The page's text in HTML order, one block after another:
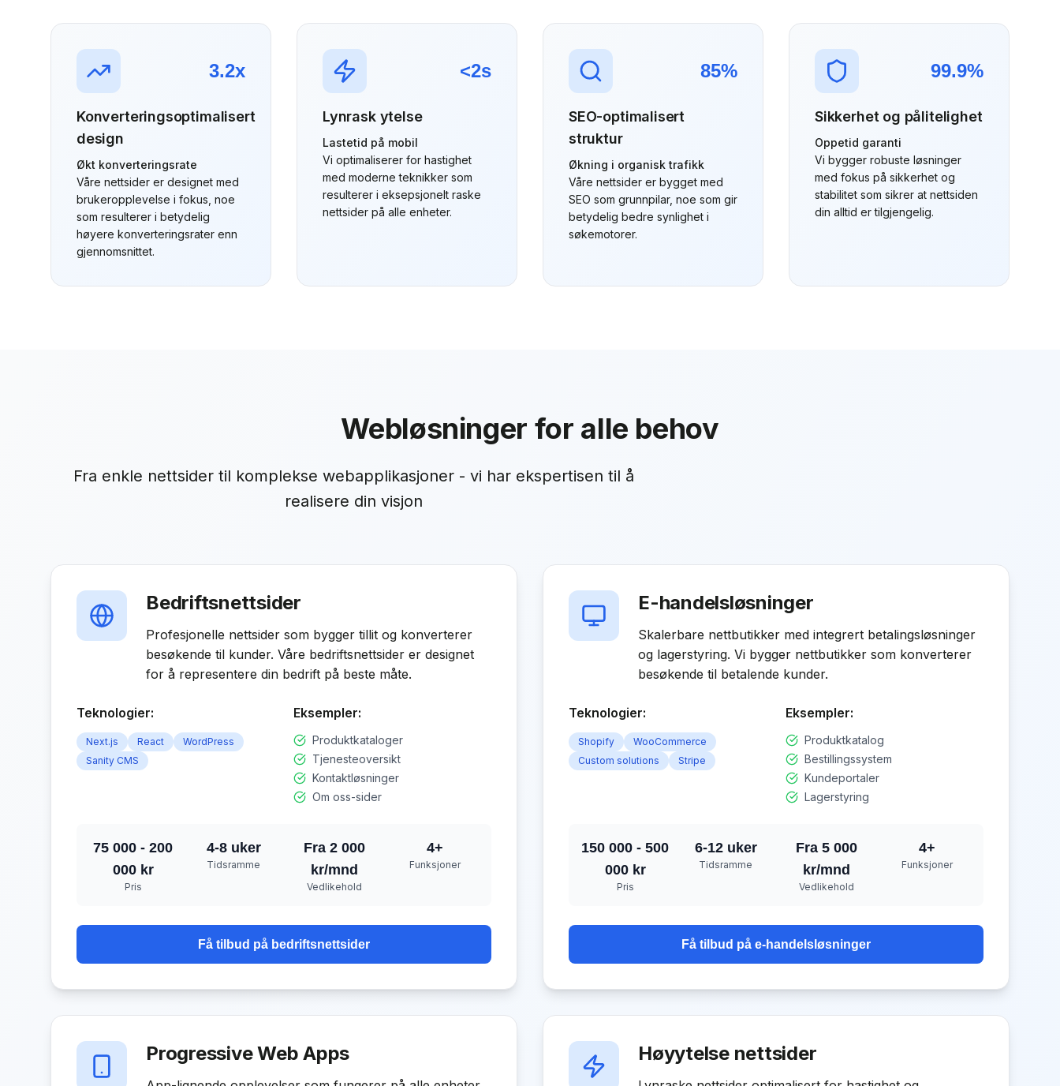
3.2x
Konverteringsoptimalisert
design
Økt konverteringsrate
Våre nettsider er designet med
brukeropplevelse i fokus, noe
som resulterer i betydelig
høyere konverteringsrater enn
gjennomsnittet.
<2s
Lynrask ytelse
Lastetid på mobil
Vi optimaliserer for hastighet
med moderne teknikker som
resulterer i eksepsjonelt raske
nettsider på alle enheter.
85%
SEO-optimalisert
struktur
Økning i organisk trafikk
Våre nettsider er bygget med
SEO som grunnpilar, noe som gir
betydelig bedre synlighet i
søkemotorer.
99.9%
Sikkerhet og pålitelighet
Oppetid garanti
Vi bygger robuste løsninger
med fokus på sikkerhet og
stabilitet som sikrer at nettsiden
din alltid er tilgjengelig.
Webløsninger for alle behov
Fra enkle nettsider til komplekse webapplikasjoner - vi har ekspertisen til å
realisere din visjon
Bedriftsnettsider
Profesjonelle nettsider som bygger tillit og konverterer
besøkende til kunder. Våre bedriftsnettsider er designet
for å representere din bedrift på beste måte.
Teknologier:
Next.js React
WordPress
Sanity CMS
Eksempler:
Produktkataloger
Tjenesteoversikt
Kontaktløsninger
Om oss-sider
75 000 - 200
000 kr
Pris
4-8 uker
Tidsramme
Fra 2 000
kr/mnd
Vedlikehold
4+
Funksjoner
Få tilbud på bedriftsnettsider
E-handelsløsninger
Skalerbare nettbutikker med integrert betalingsløsninger
og lagerstyring. Vi bygger nettbutikker som konverterer
besøkende til betalende kunder.
Teknologier:
Shopify
WooCommerce
Custom solutions
Stripe
Eksempler:
Produktkatalog
Bestillingssystem
Kundeportaler
Lagerstyring
150 000 - 500
000 kr
Pris
6-12 uker
Tidsramme
Fra 5 000
kr/mnd
Vedlikehold
4+
Funksjoner
Få tilbud på e-handelsløsninger
Progressive Web Apps Høyytelse nettsider